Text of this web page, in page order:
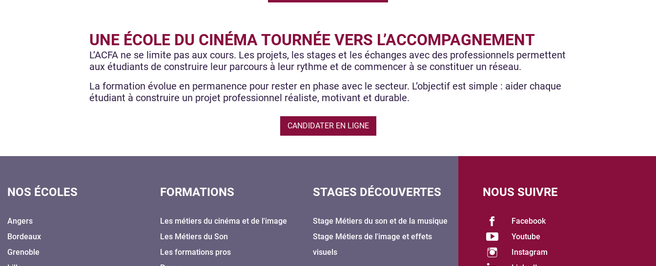
UNE ÉCOLE DU CINÉMA TOURNÉE VERS L’ACCOMPAGNEMENT
L’ACFA ne se limite pas aux cours. Les projets, les stages et les échanges avec des professionnels permettent
aux étudiants de construire leur parcours à leur rythme et de commencer à se constituer un réseau.
La formation évolue en permanence pour rester en phase avec le secteur. L’objectif est simple : aider chaque
étudiant à construire un projet professionnel réaliste, motivant et durable.
CANDIDATER EN LIGNE
NOS ÉCOLES
Angers
Bordeaux
Grenoble
FORMATIONS
Les métiers du cinéma et de l'image
Les Métiers du Son
Les formations pros
STAGES DÉCOUVERTES
Stage Métiers du son et de la musique
Stage Métiers de l'image et effets
visuels
NOUS SUIVRE
Facebook
Youtube
Instagram